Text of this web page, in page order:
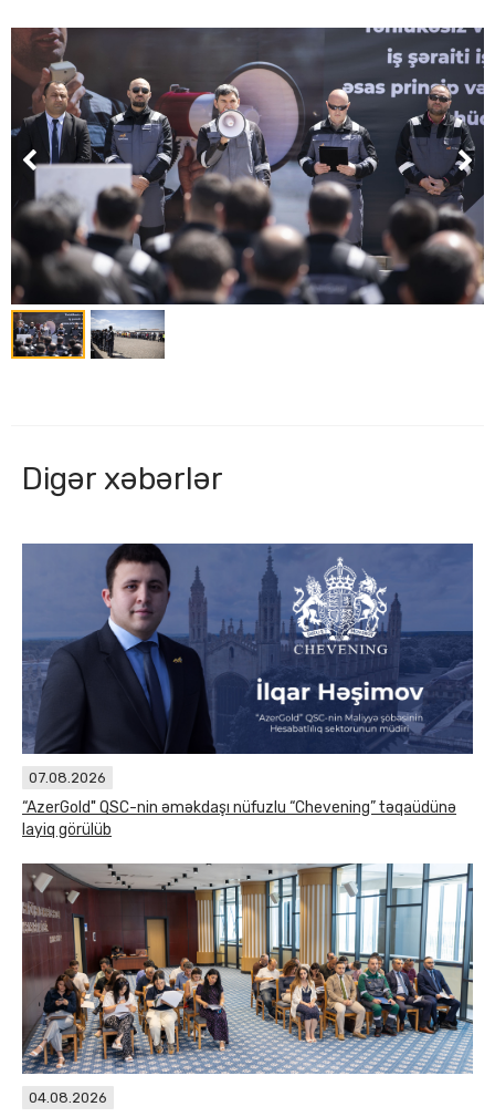
Digər xəbərlər
07.08.2026
“AzerGold" QSC-nin əməkdaşı nüfuzlu “Chevening” təqaüdünə
layiq görülüb
04.08.2026